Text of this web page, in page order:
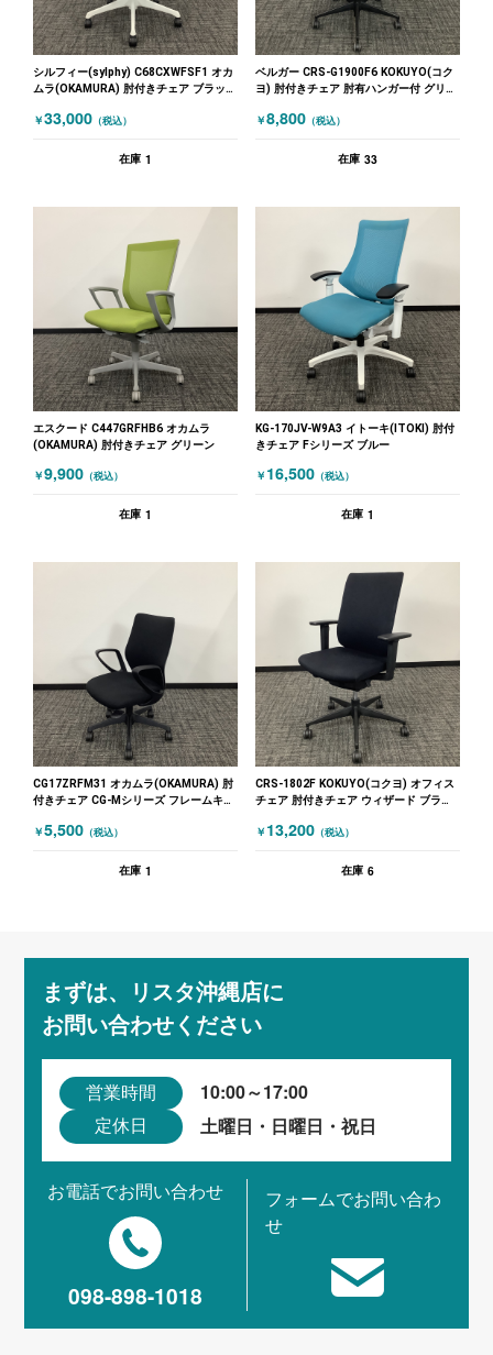
シルフィー(sylphy) C68CXWFSF1 オカ
ムラ(OKAMURA) 肘付きチェア ブラック
￥33,000 （税込）
在庫 1
ベルガー CRS-G1900F6 KOKUYO(コク
ヨ) 肘付きチェア 肘有ハンガー付 グリー
￥8,800 （税込）
在庫 33
エスクード C447GRFHB6 オカムラ
(OKAMURA) 肘付きチェア グリーン
￥9,900 （税込）
在庫 1
KG-170JV-W9A3 イトーキ(ITOKI) 肘付
きチェア Fシリーズ ブルー
￥ 16,500 （税込）
在庫 1
CG17ZRFM31 オカムラ(OKAMURA) 肘
付きチェア CG-Mシリーズ フレームキズ
￥5,500 （税込）
在庫 1
CRS-1802F KOKUYO(コクヨ) オフィス
チェア 肘付きチェア ウィザード ブラッ
￥ 13,200 （税込）
在庫 6
まずは、リスタ沖縄店に
お問い合わせください
営業時間 10:00～17:00
定休日 土曜日・日曜日・祝日
お電話でお問い合わせ
098-898-1018
フォームでお問い合わ
せ